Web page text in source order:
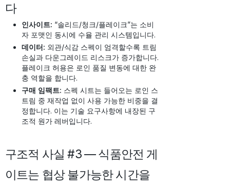
다
인사이트: “솔리드/청크/플레이크”는 소비
자 포맷인 동시에 수율 관리 시스템입니다.
데이터: 외관/식감 스펙이 엄격할수록 트림
손실과 다운그레이드 리스크가 증가합니다.
플레이크 허용은 로인 품질 변동에 대한 완
충 역할을 합니다.
구매 임팩트: 스펙 시트는 들어오는 로인 스
트림 중 재작업 없이 사용 가능한 비중을 결
정합니다. 이는 기술 요구사항에 내장된 구
조적 원가 레버입니다.
구조적 사실 #3 — 식품안전 게
이트는 협상 불가능한 시간을